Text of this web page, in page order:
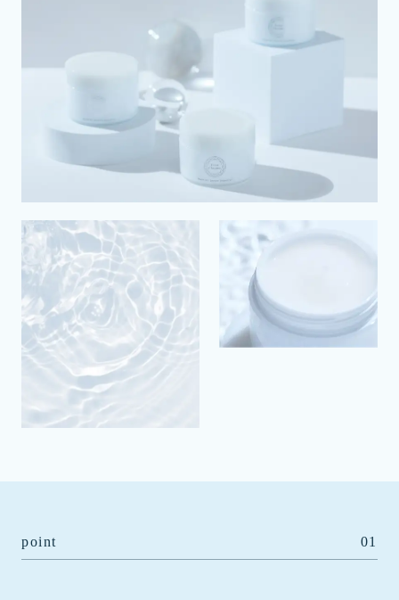
point 01